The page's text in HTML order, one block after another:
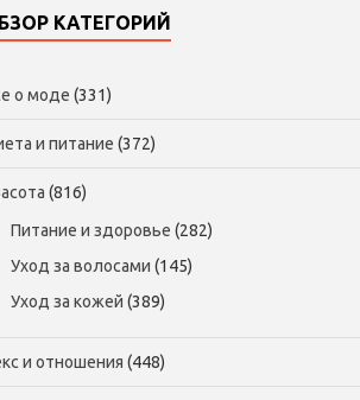
КАТЕГОРИЙ
о моде (331)
и питание (372)
(816)
Питание и здоровье (282)
Уход за волосами (145)
Уход за кожей (389)
и отношения (448)